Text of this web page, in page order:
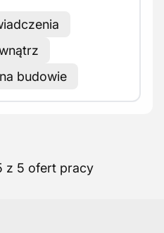
budowie
z 5 ofert pracy